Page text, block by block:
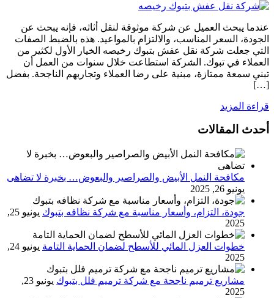
عندما يبحث العميل عن شركة موثوقة لنقل أثاثه، فإنه يبحث عن
الجودة، السعر المناسب، والالتزام بالمواعيد. هذه بالضبط الصفات
التي جعلت شركة نقل عفش بتبوك رخيصه الخيار الأول لكثير من
العملاء في تبوك. الشركة استطاعت خلال سنوات من العمل أن
تبني سمعة ممتازة، مبنية على رضا العملاء وتجاربهم الناجحة. بفضل
[…]
قراءة المزيد
أحدث المقالات
مكافحة النمل الأبيض والصراصير والبعوض… بخبرة لا تضاهى
يونيو 26, 2025
جودة، التزام، وأسعار مناسبة مع شركة نظافه بتبوك
يونيو 25,
2025
خطوات العزل المائي للأسطح لضمان الحماية التامة
يونيو 24,
2025
مشاريع ترميم ناجحة مع شركة ترميم فلل بتبوك
يونيو 23,
2025